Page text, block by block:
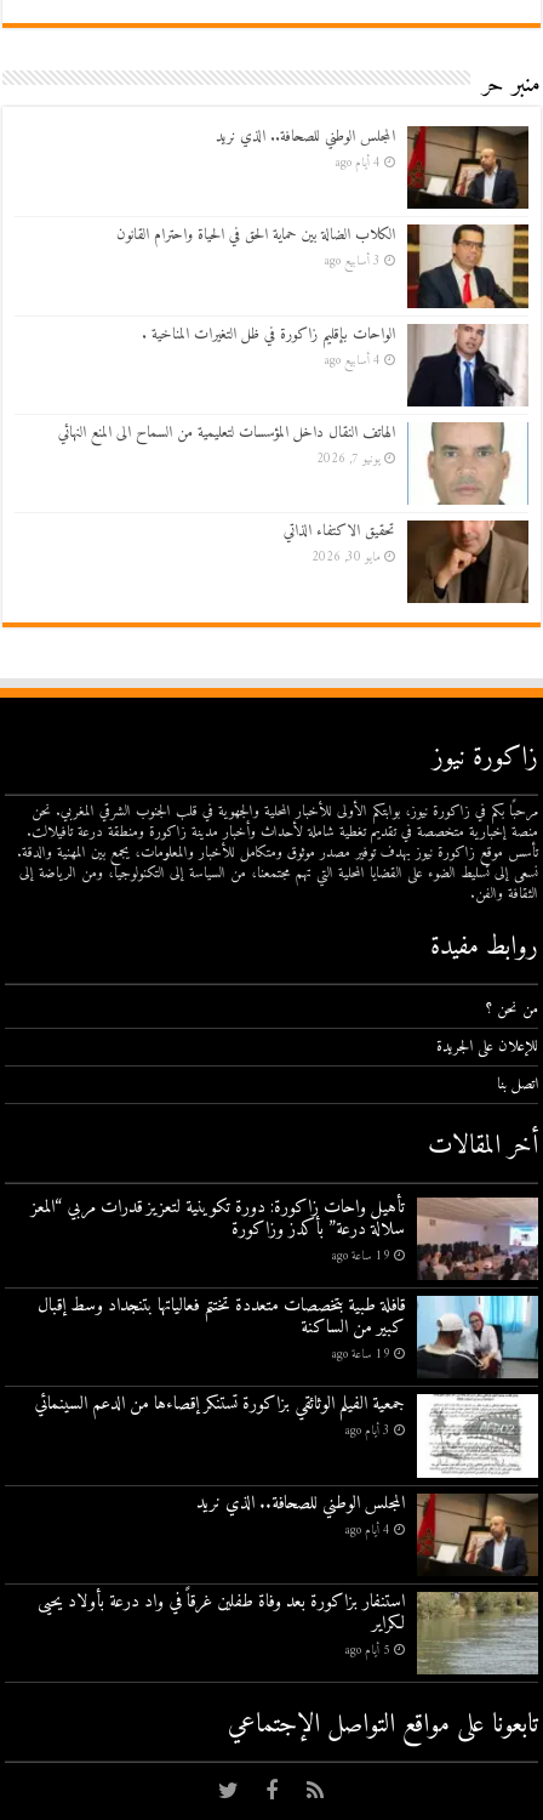
منبر حر
المجلس الوطني للصحافة.. الذي نريد
4 أيام ago
الكلاب الضالة بين حماية الحق في الحياة واحترام القانون
3 أسابيع ago
الواحات بإقليم زاكورة في ظل التغيرات المناخية .
4 أسابيع ago
الهاتف النقال داخل المؤسسات لتعليمية من السماح الى المنع النهائي
يونيو 7, 2026
تحقيق الاكتفاء الذاتي
مايو 30, 2026
زاكورة نيوز
مرحبًا بكم في زاكورة نيوز، بوابتكم الأولى للأخبار المحلية والجهوية في قلب الجنوب الشرقي المغربي. نحن
منصة إخبارية متخصصة في تقديم تغطية شاملة لأحداث وأخبار مدينة زاكورة ومنطقة درعة تافيلالت.
تأسس موقع زاكورة نيوز بهدف توفير مصدر موثوق ومتكامل للأخبار والمعلومات، يجمع بين المهنية والدقة.
نسعى إلى تسليط الضوء على القضايا المحلية التي تهم مجتمعنا، من السياسة إلى التكنولوجيا، ومن الرياضة إلى
الثقافة والفن.
روابط مفيدة
من نحن ؟
للإعلان على الجريدة
اتصل بنا
أخر المقالات
تأهيل واحات زاكورة: دورة تكوينية لتعزيز قدرات مربي “المعز
سلالة درعة” بأكدز وزاكورة
19 ساعة ago
قافلة طبية بتخصصات متعددة تختتم فعالياتها بتنجداد وسط إقبال
كبير من الساكنة
19 ساعة ago
جمعية الفيلم الوثائقي بزاكورة تستنكر إقصاءها من الدعم السينمائي
3 أيام ago
المجلس الوطني للصحافة.. الذي نريد
4 أيام ago
استنفار بزاكورة بعد وفاة طفلين غرقاً في واد درعة بأولاد يحيى
لكراير
5 أيام ago
تابعونا على مواقع التواصل اﻹجتماعي